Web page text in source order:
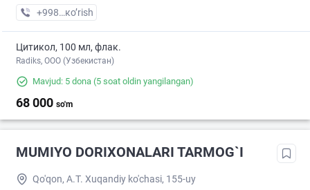
+998 (91) XXX-XX-XX
кo’rish
Цитикол, 100 мл, флак.
Radiks, ООО (Узбекистан)
Mavjud: 5 dona (5 soat oldin yangilangan)
68 000 so'm
MUMIYO DORIXONALARI TARMOG`I
Qo'qon, A.T. Xuqandiy ko'chasi, 155-uy